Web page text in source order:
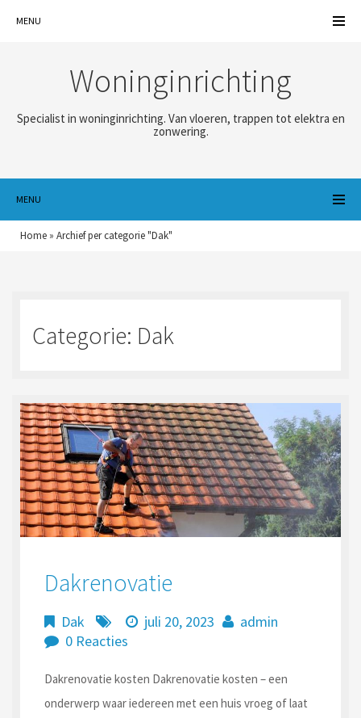
MENU
Woninginrichting
Specialist in woninginrichting. Van vloeren, trappen tot elektra en
zonwering.
MENU
Home » Archief per categorie "Dak"
Categorie: Dak
Dakrenovatie
Dak juli 20, 2023
admin
0 Reacties
Dakrenovatie kosten Dakrenovatie kosten – een
onderwerp waar iedereen met een huis vroeg of laat